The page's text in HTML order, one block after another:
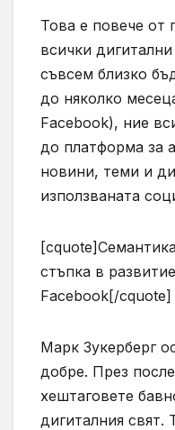
Това е повече от
всички
съвсем близко
до няколко
Facebook), ние
до платформа за
новини, теми и
използваната
стъпка в
Facebook[/cquote]
Марк Зукерберг
добре. През
хештаговете
дигиталния свят.